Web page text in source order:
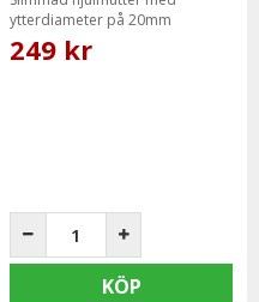
ytterdiameter på 20mm
249 kr
KÖP